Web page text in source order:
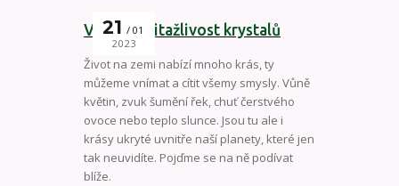
Vznik a přitažlivost krystalů
21
01
2023
Život na zemi nabízí mnoho krás, ty
můžeme vnímat a cítit všemy smysly. Vůně
květin, zvuk šumění řek, chuť čerstvého
ovoce nebo teplo slunce. Jsou tu ale i
krásy ukryté uvnitře naší planety, které jen
tak neuvidíte. Pojďme se na ně podívat
blíže.